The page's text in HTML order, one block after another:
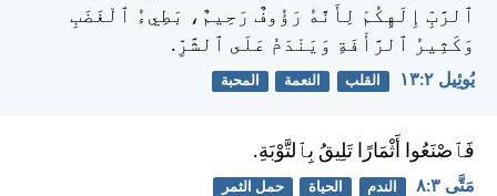
ٱلرَّبِّ إِلَهِكُمْ لِأَنَّهُ رَؤُوفٌ رَحِيمٌ، بَطِيءُ ٱلْغَضَبِ
وَكَثِيرُ ٱلرَّأْفَةِ وَيَنْدَمُ عَلَى ٱلشَّرِّ.
يُوئِيل ٢:‏١٣ القلب النعمة المحبة
فَٱصْنَعُوا أَثْمَارًا تَلِيقُ بِٱلتَّوْبَةِ.
مَتَّى ٣:‏٨ الندم الحياة حمل الثمر